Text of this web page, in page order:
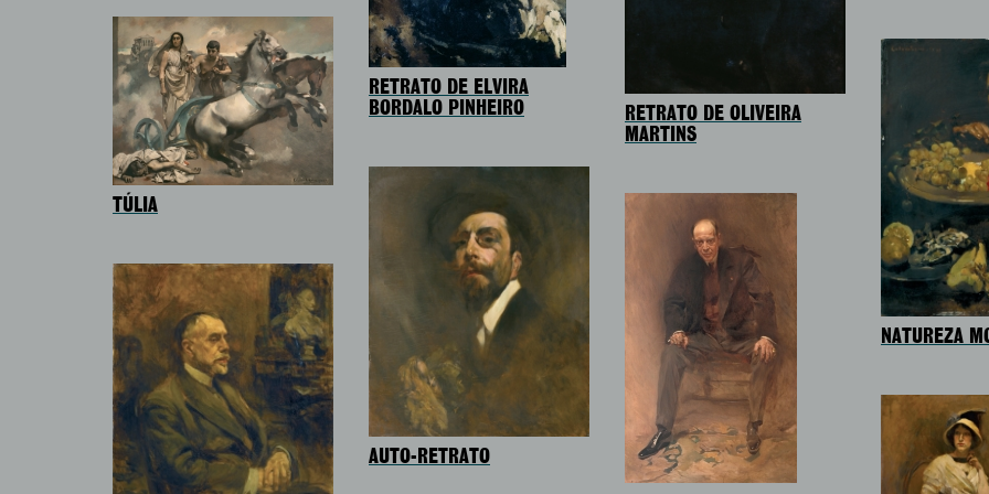
RETRATO DE ELVIRA
BORDALO PINHEIRO
RETRATO DE OLIVEIRA
MARTINS
TÚLIA
NATUREZA
AUTO-RETRATO